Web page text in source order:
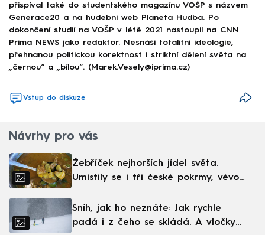
přispíval také do studentského magazínu VOŠP s názvem
Generace20 a na hudební web Planeta Hudba. Po
dokončení studií na VOŠP v létě 2021 nastoupil na CNN
Prima NEWS jako redaktor. Nesnáší totalitní ideologie,
přehnanou politickou korektnost i striktní dělení světa na
„černou“ a „bílou“. (Marek.Vesely@iprima.cz)
Vstup do diskuze
Návrhy pro vás
Žebříček nejhorších jídel světa.
Umístily se i tři české pokrmy, vévodí
Sníh, jak ho neznáte: Jak rychle
padá i z čeho se skládá. A vločky